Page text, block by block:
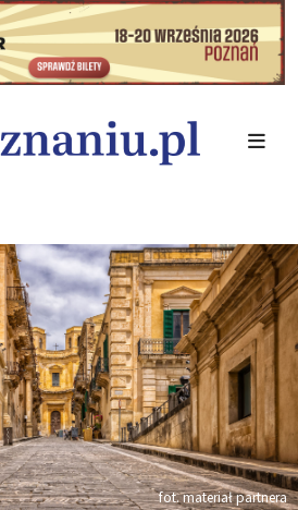
fot. materiał partnera